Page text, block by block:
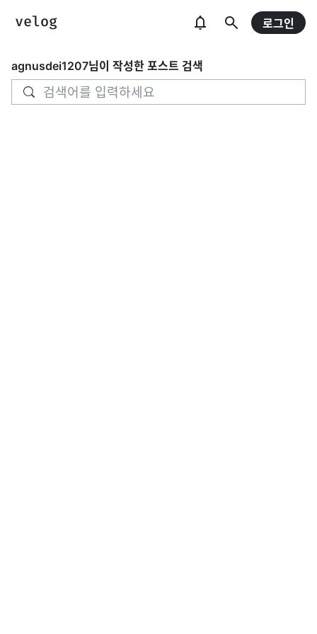
로그인
agnusdei1207님이 작성한 포스트 검색